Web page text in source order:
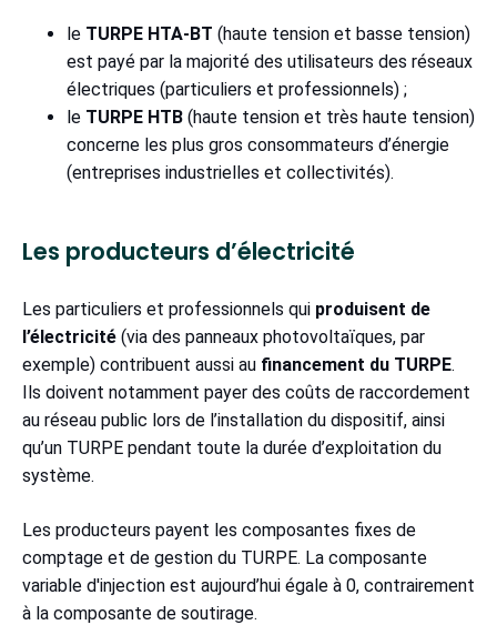
le TURPE HTA-BT (haute tension et basse tension)
est payé par la majorité des utilisateurs des réseaux
électriques (particuliers et professionnels) ;
le TURPE HTB (haute tension et très haute tension)
concerne les plus gros consommateurs d’énergie
(entreprises industrielles et collectivités).
Les producteurs d’électricité
Les particuliers et professionnels qui produisent de
l’électricité (via des panneaux photovoltaïques, par
exemple) contribuent aussi au financement du TURPE.
Ils doivent notamment payer des coûts de raccordement
au réseau public lors de l’installation du dispositif, ainsi
qu’un TURPE pendant toute la durée d’exploitation du
système.
Les producteurs payent les composantes fixes de
comptage et de gestion du TURPE. La composante
variable d'injection est aujourd’hui égale à 0, contrairement
à la composante de soutirage.